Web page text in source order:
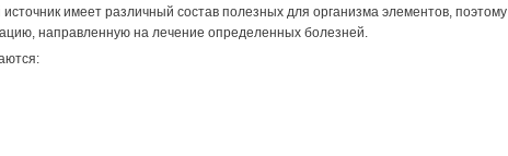
имеет различный состав полезных для организма элементов, поэтому
направленную на лечение определенных болезней.